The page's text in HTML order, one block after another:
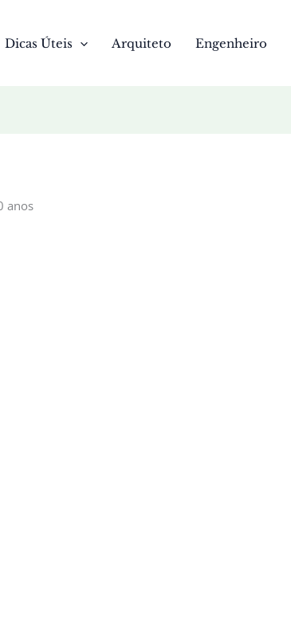
Dicas Úteis Arquiteto Engenheiro
anos